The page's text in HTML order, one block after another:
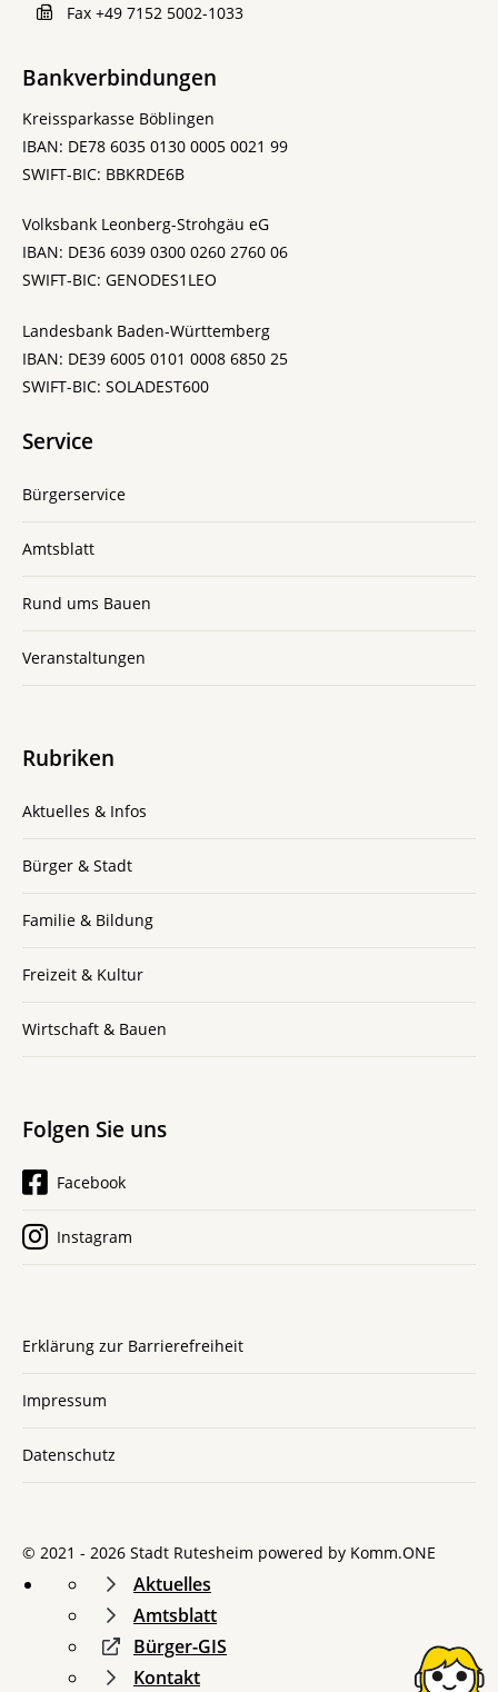
Fax +49 7152 5002-1033
Bankverbindungen
Kreissparkasse Böblingen
IBAN: DE78 6035 0130 0005 0021 99
SWIFT-BIC: BBKRDE6B
Volksbank Leonberg-Strohgäu eG
IBAN: DE36 6039 0300 0260 2760 06
SWIFT-BIC: GENODES1LEO
Landesbank Baden-Württemberg
IBAN: DE39 6005 0101 0008 6850 25
SWIFT-BIC: SOLADEST600
Service
Bürgerservice
Amtsblatt
Rund ums Bauen
Veranstaltungen
Rubriken
Aktuelles & Infos
Bürger & Stadt
Familie & Bildung
Freizeit & Kultur
Wirtschaft & Bauen
Folgen Sie uns
Facebook
Instagram
Erklärung zur Barrierefreiheit
Impressum
Datenschutz
© 2021 - 2026 Stadt Rutesheim powered by Komm.ONE
Aktuelles
Amtsblatt
Bürger-GIS
Kontakt